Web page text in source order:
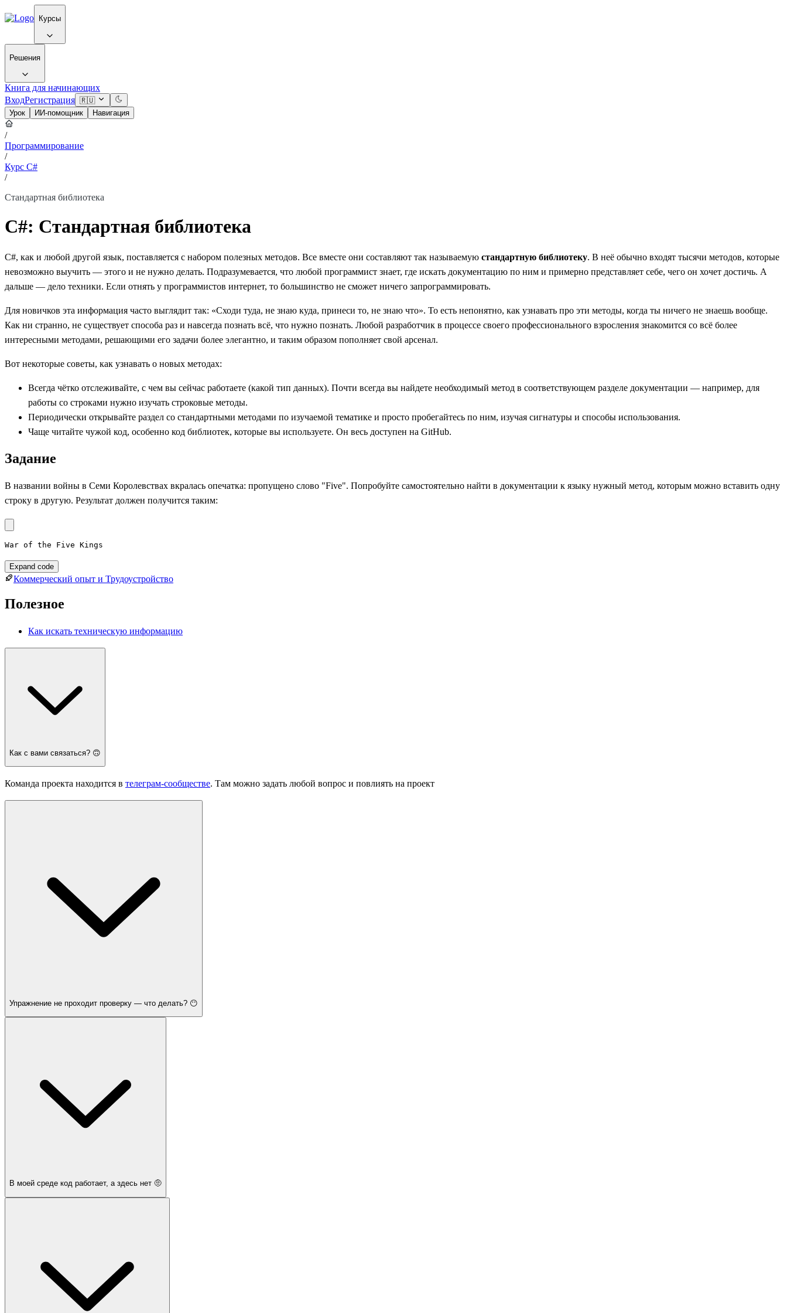
Курсы
Решения
Книга для начинающих
ВходРегистрация 🇷🇺
Урок
ИИ-помощник Навигация
/
Программирование
/
Курс C#
/
Стандартная библиотека
C#: Стандартная библиотека
C#, как и любой другой язык, поставляется с набором полезных методов. Все вместе они составляют так называемую стандартную библиотеку. В неё обычно входят тысячи методов, которые
невозможно выучить — этого и не нужно делать. Подразумевается, что любой программист знает, где искать документацию по ним и примерно представляет себе, чего он хочет достичь. А
дальше — дело техники. Если отнять у программистов интернет, то большинство не сможет ничего запрограммировать.
Для новичков эта информация часто выглядит так: «Сходи туда, не знаю куда, принеси то, не знаю что». То есть непонятно, как узнавать про эти методы, когда ты ничего не знаешь вообще.
Как ни странно, не существует способа раз и навсегда познать всё, что нужно познать. Любой разработчик в процессе своего профессионального взросления знакомится со всё более
интересными методами, решающими его задачи более элегантно, и таким образом пополняет свой арсенал.
Вот некоторые советы, как узнавать о новых методах:
Всегда чётко отслеживайте, с чем вы сейчас работаете (какой тип данных). Почти всегда вы найдете необходимый метод в соответствующем разделе документации — например, для
работы со строками нужно изучать строковые методы.
Периодически открывайте раздел со стандартными методами по изучаемой тематике и просто пробегайтесь по ним, изучая сигнатуры и способы использования.
Чаще читайте чужой код, особенно код библиотек, которые вы используете. Он весь доступен на GitHub.
Задание
В названии войны в Семи Королевствах вкралась опечатка: пропущено слово "Five". Попробуйте самостоятельно найти в документации к языку нужный метод, которым можно вставить одну
строку в другую. Результат должен получится таким:
War of the Five Kings
Expand code
Коммерческий опыт и Трудоустройство
Полезное
Как искать техническую информацию
Как с вами связаться? 🙃
Команда проекта находится в телеграм-сообществе. Там можно задать любой вопрос и повлиять на проект
Упражнение не проходит проверку — что делать? 😶
В моей среде код работает, а здесь нет 🤨